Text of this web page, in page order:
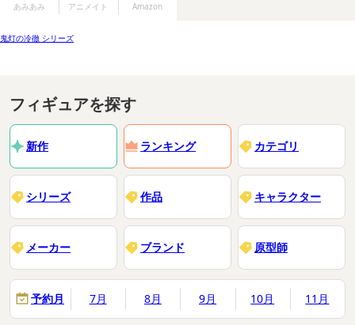
あみあみ アニメイト Amazon
鬼灯の冷徹 シリーズ
フィギュアを探す
新作 ランキング カテゴリ
シリーズ 作品 キャラクター
メーカー ブランド 原型師
予約月 7月 8月 9月 10月 11月